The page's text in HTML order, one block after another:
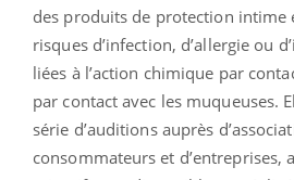
des produits de protection intime
risques d’infection, d’allergie ou
liées à l’action chimique par
par contact avec les muqueuses.
série d’auditions auprès
consommateurs et d’entreprises,